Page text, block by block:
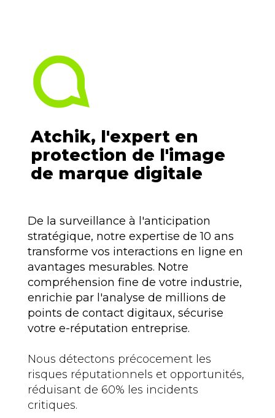
Atchik, l'expert en
protection de l'image
de marque digitale
De la surveillance à l'anticipation
stratégique, notre expertise de10 ans
transforme vos interactions en ligne en
avantages mesurables. Notre
compréhension fine de votre industrie,
enrichie par l'analyse de millions de
points de contact digitaux, sécurise
votre e-réputation entreprise.
Nous détectons précocement les
risques réputationnels et opportunités,
réduisant de 60% les incidents
critiques.